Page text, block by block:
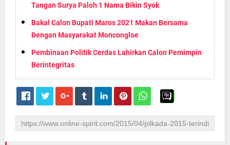
Tangan Surya Paloh 1 Nama Bikin Syok
Bakal Calon Bupati Maros 2021 Makan Bersama
Dengan Masyarakat Moncongloe
Pembinaan Politik Cerdas Lahirkan Calon Pemimpin
Berintegritas